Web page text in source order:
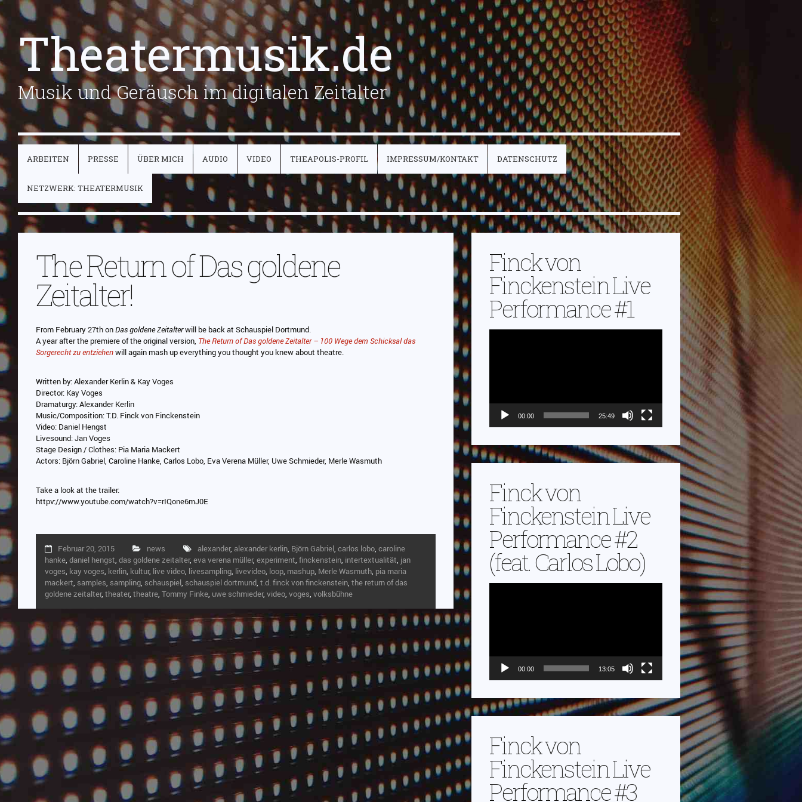
Theatermusik.de
Musik und Geräusch im digitalen Zeitalter
ARBEITEN PRESSE ÜBER MICH AUDIO VIDEO THEAPOLIS-PROFIL IMPRESSUM/KONTAKT DATENSCHUTZ
NETZWERK: THEATERMUSIK
The Return of Das goldene
Zeitalter!
From February 27th onDas goldene Zeitalterwill be back at Schauspiel Dortmund.
A year after the premiere of the original version, The Return of Das goldene Zeitalter – 100 Wege dem Schicksal das
Sorgerecht zu entziehenwill again mash up everything you thought you knew about theatre.
Written by: Alexander Kerlin & Kay Voges
Director: Kay Voges
Dramaturgy: Alexander Kerlin
Music/Composition: T.D. Finck von Finckenstein
Video: Daniel Hengst
Livesound: Jan Voges
Stage Design / Clothes: Pia Maria Mackert
Actors: Björn Gabriel, Caroline Hanke, Carlos Lobo, Eva Verena Müller, Uwe Schmieder, Merle Wasmuth
Take a look at the trailer:
httpv://www.youtube.com/watch?v=rIQone6mJ0E
Februar 20, 2015 news alexander, alexander kerlin, Björn Gabriel, carlos lobo, caroline
hanke, daniel hengst, das goldene zeitalter, eva verena müller, experiment, finckenstein, intertextualität, jan
voges, kay voges, kerlin, kultur, live video, livesampling, livevideo, loop, mashup, Merle Wasmuth, pia maria
mackert, samples, sampling, schauspiel, schauspiel dortmund, t.d. finck von finckenstein, the return of das
goldene zeitalter, theater, theatre, Tommy Finke, uwe schmieder, video, voges, volksbühne
Finck von
Finckenstein Live
Performance #1
00:00 25:49
Finck von
Finckenstein Live
Performance #2
(feat. Carlos Lobo)
00:00 13:05
Finck von
Finckenstein Live
Performance #3